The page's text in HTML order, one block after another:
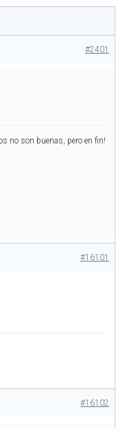
#2401
no son buenas, pero en fin!
#16101
#16102